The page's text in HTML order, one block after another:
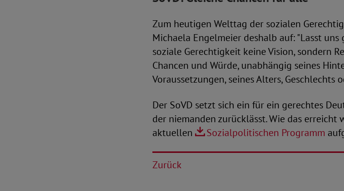
Zum heutigen Welttag der sozialen
Michaela Engelmeier deshalb auf: "Lasst
soziale Gerechtigkeit keine Vision, sondern
Chancen und Würde, unabhängig seines
Voraussetzungen, seines Alters, Geschlechts
Der SoVD setzt sich ein für ein gerechtes
der niemanden zurücklässt. Wie das erreicht
aktuellen
Sozialpolitischen Programm
Zurück